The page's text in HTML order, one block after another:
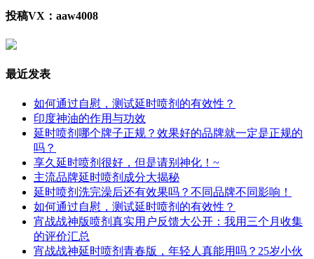
投稿VX：aaw4008
最近发表
如何通过自慰，测试延时喷剂的有效性？
印度神油的作用与功效
延时喷剂哪个牌子正规？效果好的品牌就一定是正规的
吗？
享久延时喷剂很好，但是请别神化！~
主流品牌延时喷剂成分大揭秘
延时喷剂洗完澡后还有效果吗？不同品牌不同影响！
如何通过自慰，测试延时喷剂的有效性？
宵战战神版喷剂真实用户反馈大公开：我用三个月收集
的评价汇总
宵战战神延时喷剂青春版，年轻人真能用吗？25岁小伙